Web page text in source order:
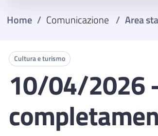
Home / Comunicazione / Area
Cultura e turismo
10/04/2026